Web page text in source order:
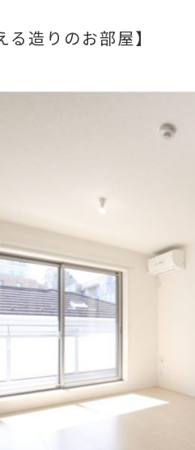
る造りのお部屋】